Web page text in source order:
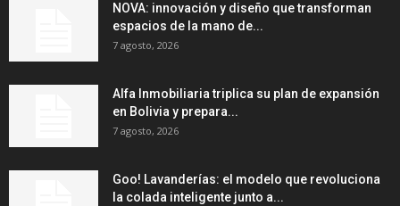
NOVA: innovación y diseño que transforman
espacios de la mano de...
7 agosto, 2026
Alfa Inmobiliaria triplica su plan de expansión
en Bolivia y prepara...
7 agosto, 2026
Goo! Lavanderías: el modelo que revoluciona
la colada inteligente junto a...